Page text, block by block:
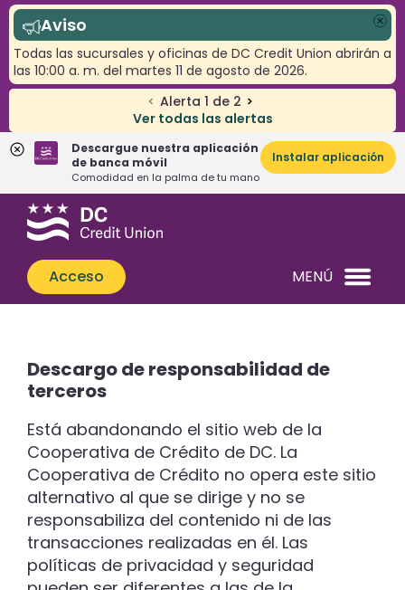
< Alerta 1 de 2 >
Ver todas las alertas
Aviso
Todas las sucursales y oficinas de DC Credit Union abrirán a
las 10:00 a. m. del martes 11 de agosto de 2026.
Descargue nuestra aplicación
de banca móvil
Comodidad en la palma de tu mano
Instalar aplicación
Saltar
Saltar
sesión
web
¿Qué
podemos
ayudarle
a
Acceso MENÚ
Descargo de responsabilidad de
terceros
Está abandonando el sitio web de la
Cooperativa de Crédito de DC. La
Cooperativa de Crédito no opera este sitio
alternativo al que se dirige y no se
responsabiliza del contenido ni de las
transacciones realizadas en él. Las
políticas de privacidad y seguridad